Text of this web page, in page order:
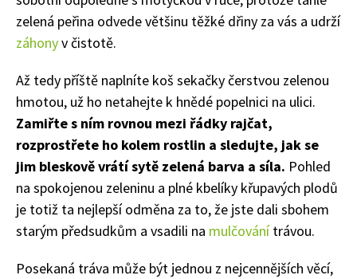
zelená peřina odvede většinu těžké dřiny za vás a udrží
záhonyv čistotě.
Až tedy příště naplníte koš sekačky čerstvou zelenou
hmotou, už ho netahejte k hnědé popelnici na ulici.
Zamiřte s ním rovnou mezi řádky rajčat,
rozprostřete ho kolem rostlin a sledujte, jak se
jim bleskově vrátí sytě zelená barva a síla. Pohled
na spokojenou zeleninu a plné kbelíky křupavých plodů
je totiž ta nejlepší odměna za to, že jste dali sbohem
starým předsudkům a vsadili na mulčovánítrávou.
Posekaná tráva může být jednou z nejcennějších věcí,